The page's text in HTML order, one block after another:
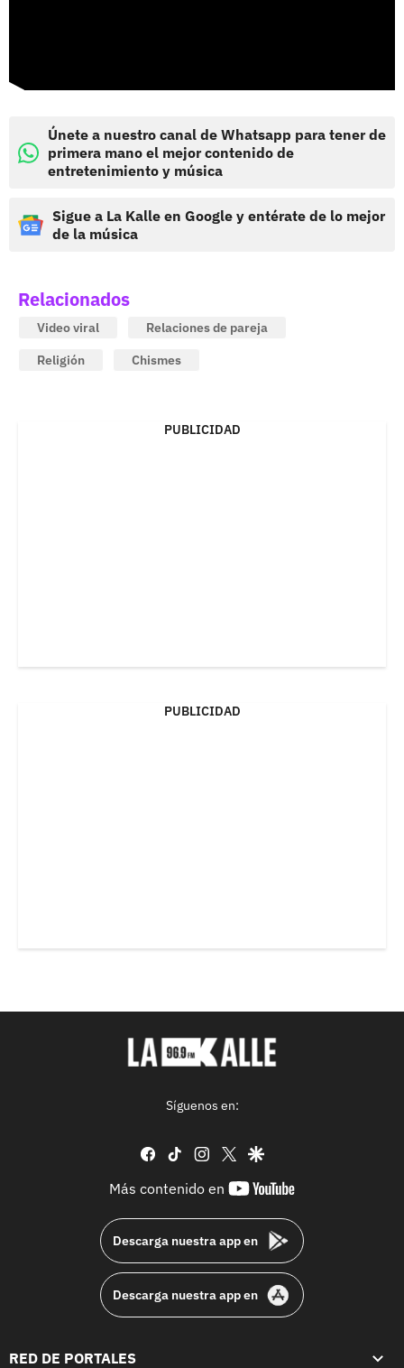
Únete a nuestro canal de Whatsapp para tener de
primera mano el mejor contenido de
entretenimiento y música
Sigue a La Kalle en Google y entérate de lo mejor
de la música
Relacionados
Video viral
Relaciones de pareja
Religión
Chismes
PUBLICIDAD
PUBLICIDAD
Síguenos en:
facebook
tiktok instagram
twittergoogle
Más contenido en
youtube-
Descarga nuestra app en
Descarga nuestra app en
RED DE PORTALES